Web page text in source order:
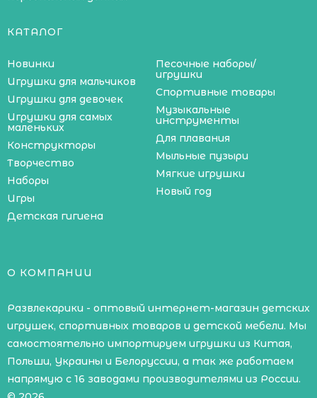
КАТАЛОГ
Новинки
Игрушки для мальчиков
Игрушки для девочек
Игрушки для самых
маленьких
Конструкторы
Творчество
Наборы
Игры
Детская гигиена
Песочные наборы/
игрушки
Спортивные товары
Музыкальные
инструменты
Для плавания
Мыльные пузыри
Мягкие игрушки
Новый год
О КОМПАНИИ
Развлекарики - оптовый интернет-магазин детских
игрушек, спортивных товаров и детской мебели. Мы
самостоятельно импортируем игрушки из Китая,
Польши, Украины и Белоруссии, а так же работаем
напрямую с 16 заводами производителями из России.